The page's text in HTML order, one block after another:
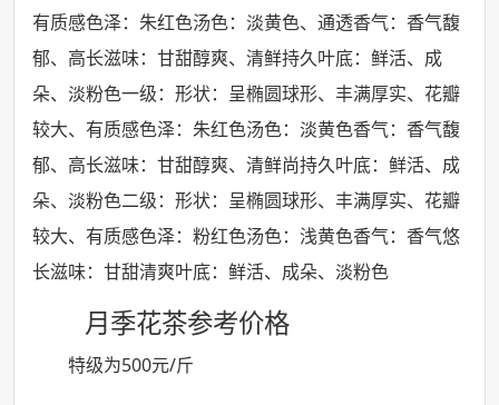
有质感色泽：朱红色汤色：淡黄色、通透香气：香气馥
郁、高长滋味：甘甜醇爽、清鲜持久叶底：鲜活、成
朵、淡粉色一级：形状：呈椭圆球形、丰满厚实、花瓣
较大、有质感色泽：朱红色汤色：淡黄色香气：香气馥
郁、高长滋味：甘甜醇爽、清鲜尚持久叶底：鲜活、成
朵、淡粉色二级：形状：呈椭圆球形、丰满厚实、花瓣
较大、有质感色泽：粉红色汤色：浅黄色香气：香气悠
长滋味：甘甜清爽叶底：鲜活、成朵、淡粉色
月季花茶参考价格
特级为500元/斤